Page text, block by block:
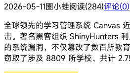
2026-05-11圈小蛙阅读(284)评论(0)
全球领先的学习管理系统 Canvas
击。著名黑客组织 ShinyHunters
的系统漏洞，不仅篡改了数百所教
窃取了涉及 8809 所学校、共计